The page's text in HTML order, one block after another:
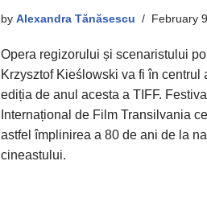
by Alexandra Tănăsescu February
Opera regizorului și scenaristului
Krzysztof Kieślowski va fi în centrul
ediția de anul acesta a TIFF.
Internațional de Film Transilvania
astfel împlinirea a 80 de ani de la
cineastului.